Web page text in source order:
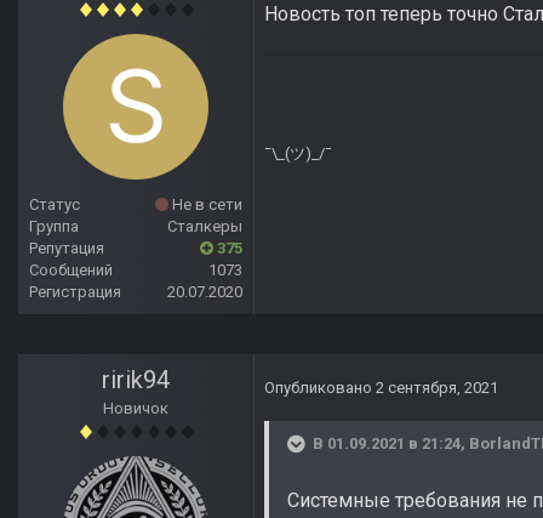
Статус
Не в сети
Группа
Сталкеры
Репутация
375
Сообщений
1073
Регистрация
20.07.2020
Новость топ теперь точно
¯\_(ツ)_/¯
ririk94
Новичок
Опубликовано 2 сентября, 2021
В 01.09.2021 в 21:24,
Системные требования не